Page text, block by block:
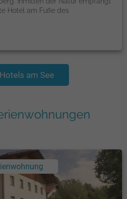
Hotel am Fuße des
am See